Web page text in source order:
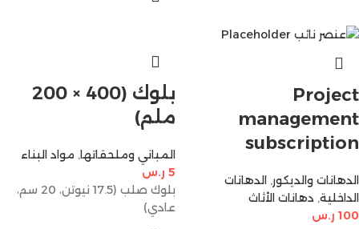
Project
management
subscription
الدهانات والديكور, الدهانات
الداخلية, دهانات الأثاث
100 ر.س
بلوك (400 × 200
ملم)
المباني وملحقاتها, مواد البناء
5 ر.س
بلوك صلب (17.5 نيوتن، 20 سم،
عادي)